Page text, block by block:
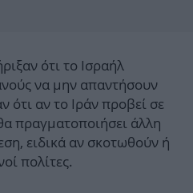
ότι το Ισραήλ
να μην απαντήσουν
ότι αν το Ιράν προβεί σε
πραγματοποιήσει άλλη
ειδικά αν σκοτωθούν ή
πολίτες.